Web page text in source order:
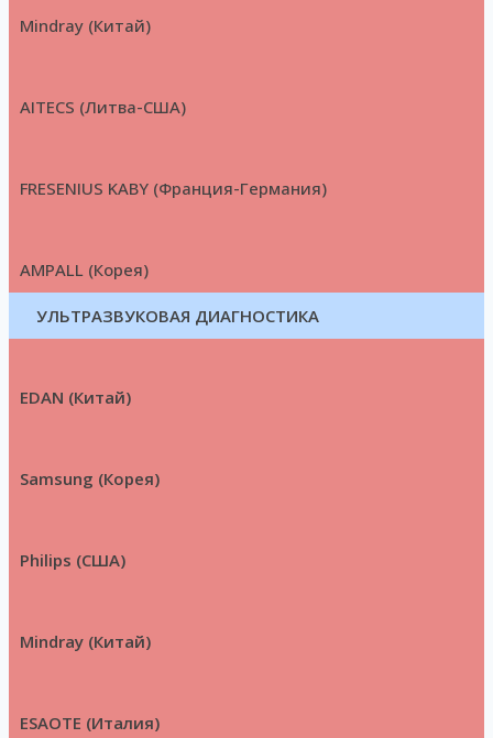
Mindray (Китай)
AITECS (Литва-США)
FRESENIUS KABY (Франция-Германия)
AMPALL (Корея)
УЛЬТРАЗВУКОВАЯ ДИАГНОСТИКА
EDAN (Китай)
Samsung (Корея)
Philips (США)
Mindray (Китай)
ESAOTE (Италия)